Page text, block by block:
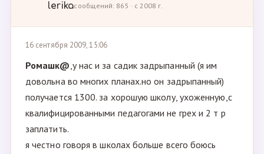
lerikaсообщений: 865 · с 2008 г.
16 сентября 2009, 15:06
Ромашк@,у нас и за садик задрыпанный (я им
довольна во многих планах.но он задрыпанный)
получается 1300. за хорошую школу, ухоженную,с
квалифицированными педагогами не грех и 2 т р
заплатить.
я честно говоря в школах больше всего боюсь